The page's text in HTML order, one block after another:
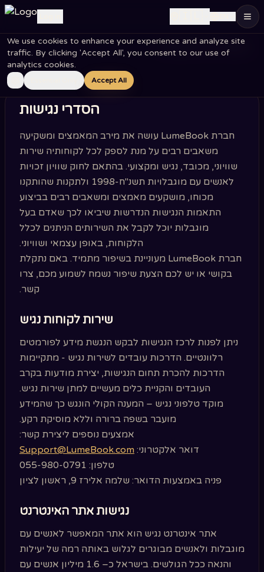
We use cookies to enhance your experience and analyze site
traffic. By clicking 'Accept All', you consent to our use of
analytics cookies.
Accept All
הצהרת נגישות
הסדרי נגישות
חברת LumeBook עושה את מירב המאמצים ומשקיעה
משאבים רבים על מנת לספק לכל לקוחותיה שירות
שוויוני, מכובד, נגיש ומקצועי. בהתאם לחוק שוויון זכויות
לאנשים עם מוגבלויות תשנ"ח-1998 ולתקנות שהותקנו
מכוחו, מושקעים מאמצים ומשאבים רבים בביצוע
התאמות הנגישות הנדרשות שיביאו לכך שאדם בעל
מוגבלות יוכל לקבל את השירותים הניתנים לכלל
הלקוחות, באופן עצמאי ושוויוני.
חברת LumeBook מעוניינת בשיפור מתמיד. באם נתקלת
בקושי או יש לכם הצעת שיפור נשמח לשמוע מכם, צרו
קשר.
שירות לקוחות נגיש
ניתן לפנות לרכז הנגישות לבקש הנגשת מידע לפורמטים
רלוונטיים. הדרכות עובדים לשירות נגיש - מתקיימות
הדרכות להכרת תחום הנגישות, יצירת מודעות בקרב
העובדים והקניית כלים מעשיים למתן שירות נגיש.
מוקד טלפוני נגיש – המענה הקולי הונגש כך שהמידע
מועבר בשפה ברורה וללא מוסיקת רקע.
אמצעים נוספים ליצירת קשר:
דואר אלקטרוני: Support@LumeBook.com
טלפון: 055-980-0791
פניה באמצעות הדואר: שלמה אלירז 9, ראשון לציון
נגישות אתר האינטרנט
אתר אינטרנט נגיש הוא אתר המאפשר לאנשים עם
מוגבלות ולאנשים מבוגרים לגלוש באותה רמה של יעילות
והנאה ככל הגולשים. בישראל כ– 1.6 מיליון אנשים עם